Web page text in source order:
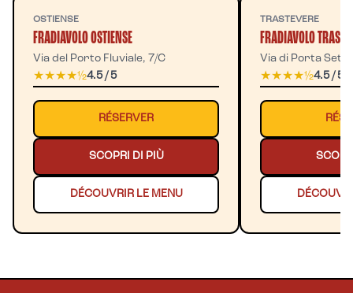
OSTIENSE
FRADIAVOLO OSTIENSE
Via del Porto Fluviale, 7/C
★★★★½4.5 / 5
RÉSERVER
SCOPRI DI PIÙ
DÉCOUVRIR LE MENU
TRASTEVERE
FRADIAVOLO
Via di Porta
★★★★½4.5 / 5